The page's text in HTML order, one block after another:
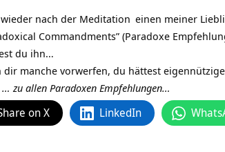
nach der Meditation einen meiner
Commandments” (Paradoxe
du ihn…
dir manche vorwerfen, du hättest
… zu allen Paradoxen Empfehlungen…
on X LinkedIn